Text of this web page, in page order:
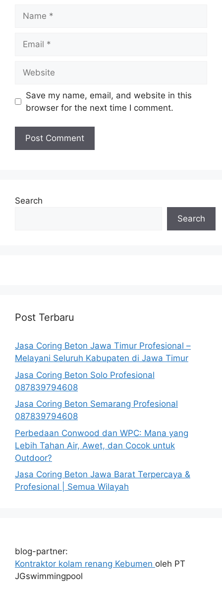
Save my name, email, and website in this
browser for the next time I comment.
Search
Search
Post Terbaru
Jasa Coring Beton Jawa Timur Profesional –
Melayani Seluruh Kabupaten di Jawa Timur
Jasa Coring Beton Solo Profesional
087839794608
Jasa Coring Beton Semarang Profesional
087839794608
Perbedaan Conwood dan WPC: Mana yang
Lebih Tahan Air, Awet, dan Cocok untuk
Outdoor?
Jasa Coring Beton Jawa Barat Terpercaya &
Profesional | Semua Wilayah
blog-partner:
Kontraktor kolam renang Kebumen oleh PT
JGswimmingpool